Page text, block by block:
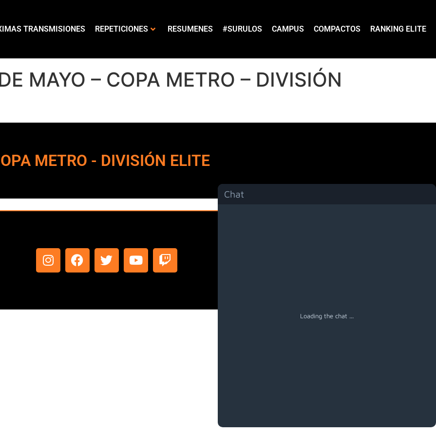
TRANSMISIONES REPETICIONES RESUMENES #SURULOS CAMPUS COMPACTOS RANKING ELITE
MAYO – COPA METRO – DIVISIÓN
METRO - DIVISIÓN ELITE
Chat
Loading the chat ...